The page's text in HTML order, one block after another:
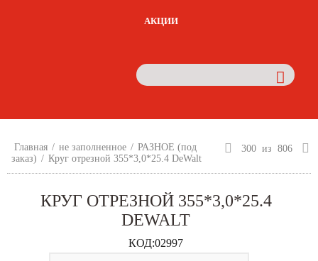
АКЦИИ
Главная / не заполненное / РАЗНОЕ (под
заказ) / Круг отрезной 355*3,0*25.4 DeWalt
300 из 806
КРУГ ОТРЕЗНОЙ 355*3,0*25.4
DEWALT
КОД:02997